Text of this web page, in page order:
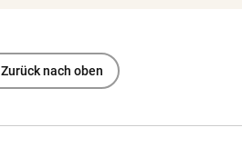
Zurück nach oben